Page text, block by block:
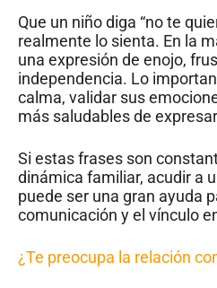
Que un niño diga “no te
realmente lo sienta. En la
una expresión de enojo,
independencia. Lo
calma, validar sus
más saludables de
Si estas frases son
dinámica familiar, acudir a
puede ser una gran ayuda
comunicación y el vínculo
¿Te preocupa la relación